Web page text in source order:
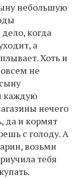
небольшую
когда
а
Хоть и
не
каждую
нечего
да и кормят
с голоду. А
возьми
тебя